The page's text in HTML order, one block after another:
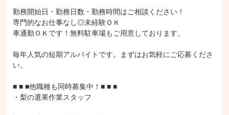
勤務開始日・勤務日数・勤務時間はご相談ください！
専門的なお仕事なし◎未経験ＯＫ
車通勤ＯＫです！無料駐車場もご用意しております。
毎年人気の短期アルバイトです。まずはお気軽にご応募くださ
い。
■ ■ ■他職種も同時募集中！■ ■ ■
・梨の選果作業スタッフ